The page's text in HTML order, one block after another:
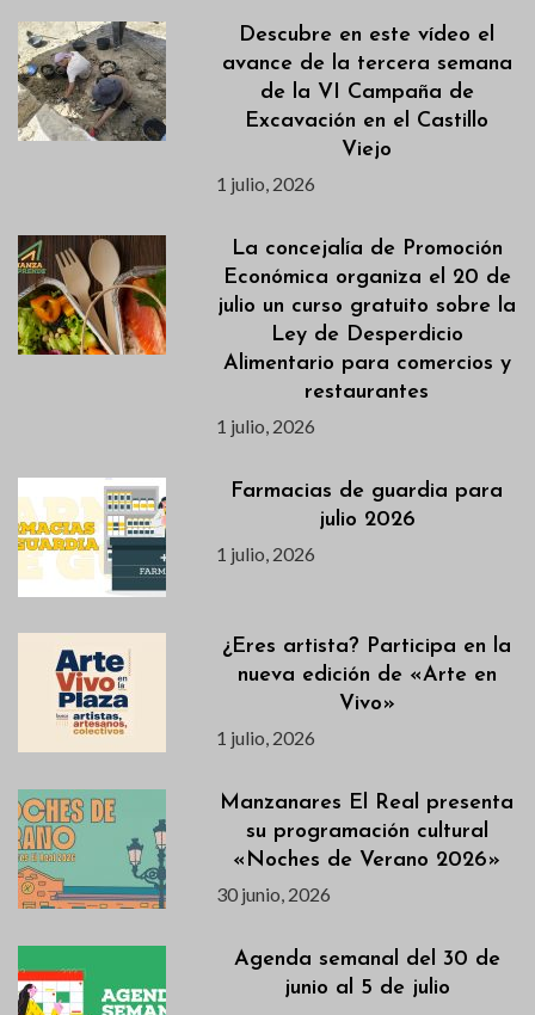
Descubre en este vídeo el
avance de la tercera semana
de la VI Campaña de
Excavación en el Castillo
Viejo
1 julio, 2026
La concejalía de Promoción
Económica organiza el 20 de
julio un curso gratuito sobre la
Ley de Desperdicio
Alimentario para comercios y
restaurantes
1 julio, 2026
Farmacias de guardia para
julio 2026
1 julio, 2026
¿Eres artista? Participa en la
nueva edición de «Arte en
Vivo»
1 julio, 2026
Manzanares El Real presenta
su programación cultural
«Noches de Verano 2026»
30 junio, 2026
Agenda semanal del 30 de
junio al 5 de julio